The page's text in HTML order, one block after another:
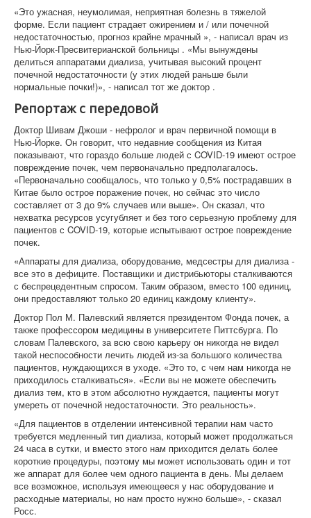
«Это ужасная, неумолимая, неприятная болезнь в тяжелой
форме. Если пациент страдает ожирением и / или почечной
недостаточностью, прогноз крайне мрачный », - написал врач из
Нью-Йорк-Пресвитерианской больницы . «Мы вынуждены
делиться аппаратами диализа, учитывая высокий процент
почечной недостаточности (у этих людей раньше были
нормальные почки!)», - написал тот же доктор .
Репортаж с передовой
Доктор Шивам Джоши - нефролог и врач первичной помощи в
Нью-Йорке. Он говорит, что недавние сообщения из Китая
показывают, что гораздо больше людей с COVID-19 имеют острое
повреждение почек, чем первоначально предполагалось.
«Первоначально сообщалось, что только у 0,5% пострадавших в
Китае было острое поражение почек, но сейчас это число
составляет от 3 до 9% случаев или выше». Он сказал, что
нехватка ресурсов усугубляет и без того серьезную проблему для
пациентов с COVID-19, которые испытывают острое повреждение
почек.
«Аппараты для диализа, оборудование, медсестры для диализа -
все это в дефиците. Поставщики и дистрибьюторы сталкиваются
с беспрецедентным спросом. Таким образом, вместо 100 единиц,
они предоставляют только 20 единиц каждому клиенту».
Доктор Пол М. Палевский является президентом Фонда почек, а
также профессором медицины в университете Питтсбурга. По
словам Палевского, за всю свою карьеру он никогда не видел
такой неспособности лечить людей из-за большого количества
пациентов, нуждающихся в уходе. «Это то, с чем нам никогда не
приходилось сталкиваться». «Если вы не можете обеспечить
диализ тем, кто в этом абсолютно нуждается, пациенты могут
умереть от почечной недостаточности. Это реальность».
«Для пациентов в отделении интенсивной терапии нам часто
требуется медленный тип диализа, который может продолжаться
24 часа в сутки, и вместо этого нам приходится делать более
короткие процедуры, поэтому мы может использовать один и тот
же аппарат для более чем одного пациента в день. Мы делаем
все возможное, используя имеющееся у нас оборудование и
расходные материалы, но нам просто нужно больше», - сказал
Росс.